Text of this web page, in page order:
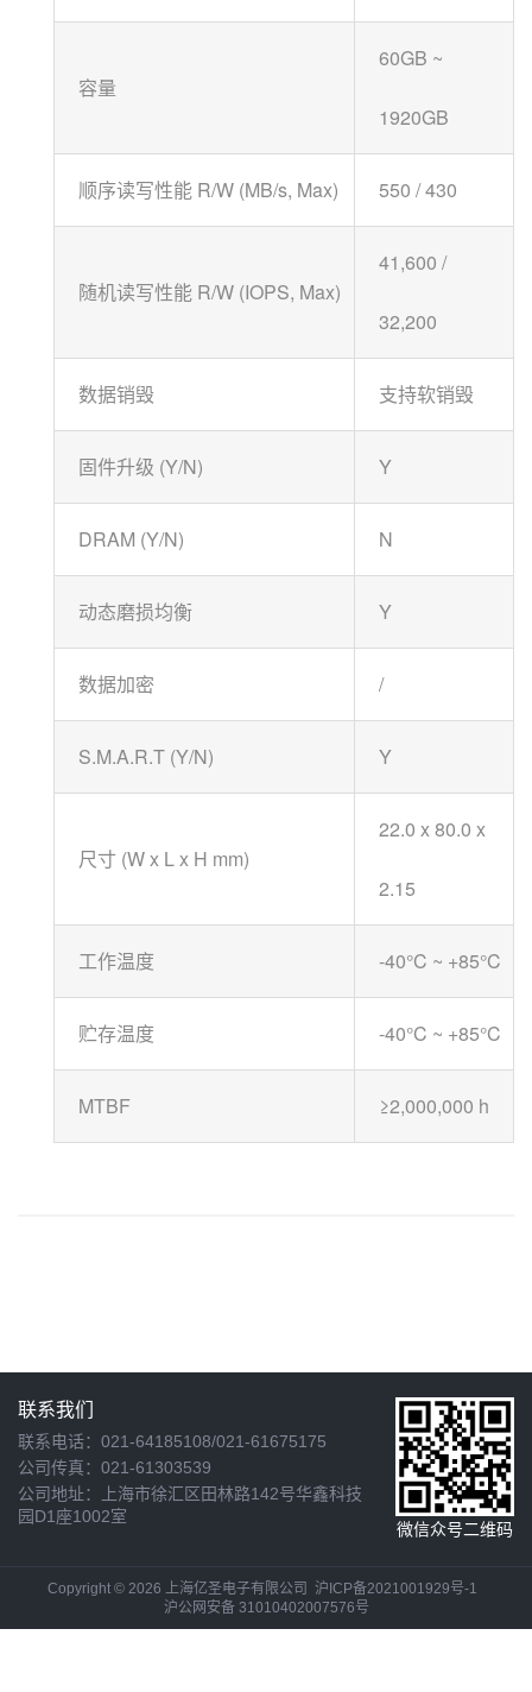
容量
60GB ~
1920GB
顺序读写性能 R/W (MB/s, Max) 550 / 430
随机读写性能 R/W (IOPS, Max)
41,600 /
32,200
数据销毁 支持软销毁
固件升级 (Y/N) Y
DRAM (Y/N) N
动态磨损均衡 Y
数据加密 /
S.M.A.R.T (Y/N) Y
尺寸 (W x L x H mm)
22.0 x 80.0 x
2.15
工作温度 -40°C ~ +85°C
贮存温度 -40°C ~ +85°C
MTBF ≥2,000,000 h
微信众号二维码
联系我们
联系电话：021-64185108/021-61675175
公司传真：021-61303539
公司地址：上海市徐汇区田林路142号华鑫科技
园D1座1002室
Copyright © 2026 上海亿圣电子有限公司 沪ICP备2021001929号-1
沪公网安备 31010402007576号